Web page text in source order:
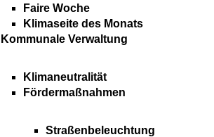
Faire Woche
Klimaseite des Monats
Kommunale Verwaltung
Klimaneutralität
Fördermaßnahmen
Straßenbeleuchtung